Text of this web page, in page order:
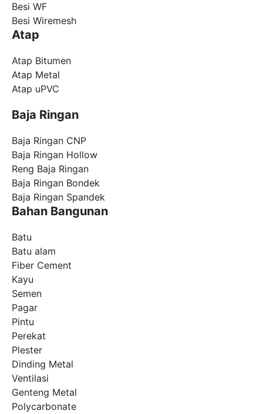
Besi WF
Besi Wiremesh
Atap
Atap Bitumen
Atap Metal
Atap uPVC
Baja Ringan
Baja Ringan CNP
Baja Ringan Hollow
Reng Baja Ringan
Baja Ringan Bondek
Baja Ringan Spandek
Bahan Bangunan
Batu
Batu alam
Fiber Cement
Kayu
Semen
Pagar
Pintu
Perekat
Plester
Dinding Metal
Ventilasi
Genteng Metal
Polycarbonate